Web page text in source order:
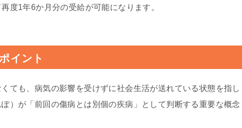
度1年6か月分の受給が可能になります。
イント
ても、病気の影響を受けずに社会生活が送れている状態を指し
）が「前回の傷病とは別個の疾病」として判断する重要な概念